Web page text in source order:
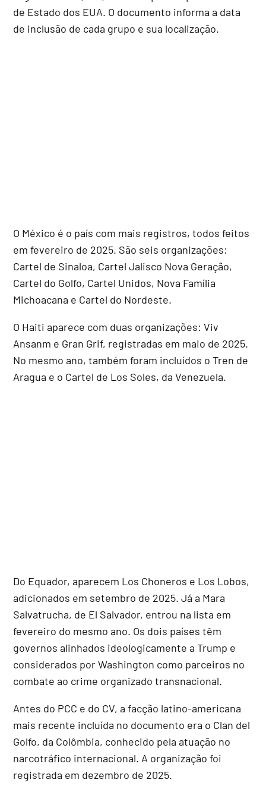
de Estado dos EUA. O documento informa a data
de inclusão de cada grupo e sua localização.
O México é o país com mais registros, todos feitos
em fevereiro de 2025. São seis organizações:
Cartel de Sinaloa, Cartel Jalisco Nova Geração,
Cartel do Golfo, Cartel Unidos, Nova Família
Michoacana e Cartel do Nordeste.
O Haiti aparece com duas organizações: Viv
Ansanm e Gran Grif, registradas em maio de 2025.
No mesmo ano, também foram incluídos o Tren de
Aragua e o Cartel de Los Soles, da Venezuela.
Do Equador, aparecem Los Choneros e Los Lobos,
adicionados em setembro de 2025. Já a Mara
Salvatrucha, de El Salvador, entrou na lista em
fevereiro do mesmo ano. Os dois países têm
governos alinhados ideologicamente a Trump e
considerados por Washington como parceiros no
combate ao crime organizado transnacional.
Antes do PCC e do CV, a facção latino-americana
mais recente incluída no documento era o Clan del
Golfo, da Colômbia, conhecido pela atuação no
narcotráfico internacional. A organização foi
registrada em dezembro de 2025.